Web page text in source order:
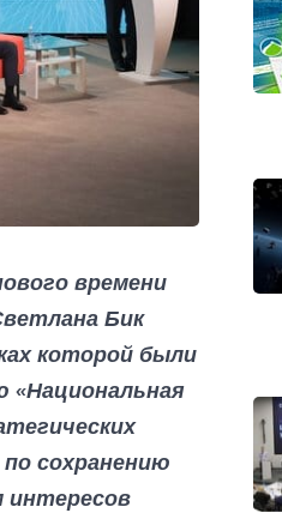
времени
Бик
которой были
«Национальная
сохранению
интересов